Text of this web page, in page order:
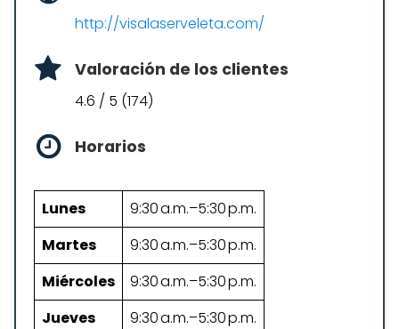
http://visalaserveleta.com/
Valoración de los clientes
4.6 / 5 (174)
Horarios
Lunes
9:30 a.m.–5:30 p.m.
Martes
9:30 a.m.–5:30 p.m.
Miércoles
9:30 a.m.–5:30 p.m.
Jueves
9:30 a.m.–5:30 p.m.